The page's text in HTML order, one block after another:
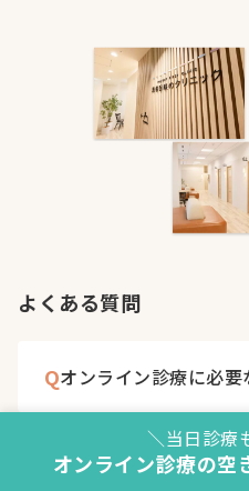
よくある質問
Qオンライン診療に必要
Q
自分の症状でオンラ
＼当日診療
オンライン診療の空